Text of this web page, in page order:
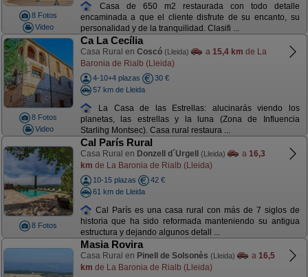
8 Fotos
Video
Casa de 650 m2 restaurada con todo detalle
encaminada a que el cliente disfrute de su encanto, su
personalidad y de la tranquilidad. Clasifi ...
8 Fotos
Video
Ca La Cecília
Casa Rural en Coscó (Lleida) a 15,4 km de La
Baronia de Rialb (Lleida)
4-10+4 plazas
30 €
57 km de Lleida
La Casa de las Estrellas: alucinarás viendo los
planetas, las estrellas y la luna (Zona de Influencia
Starlihg Montsec). Casa rural restaura ...
8 Fotos
Cal París Rural
Casa Rural en Donzell d´Urgell (Lleida) a 16,3
km de La Baronia de Rialb (Lleida)
10-15 plazas
42 €
61 km de Lleida
Cal París es una casa rural con más de 7 siglos de
historia que ha sido reformada manteniendo su antigua
estructura y dejando algunos detall ...
Masia Rovira
Casa Rural en Pinell de Solsonès (Lleida) a 16,5
km de La Baronia de Rialb (Lleida)